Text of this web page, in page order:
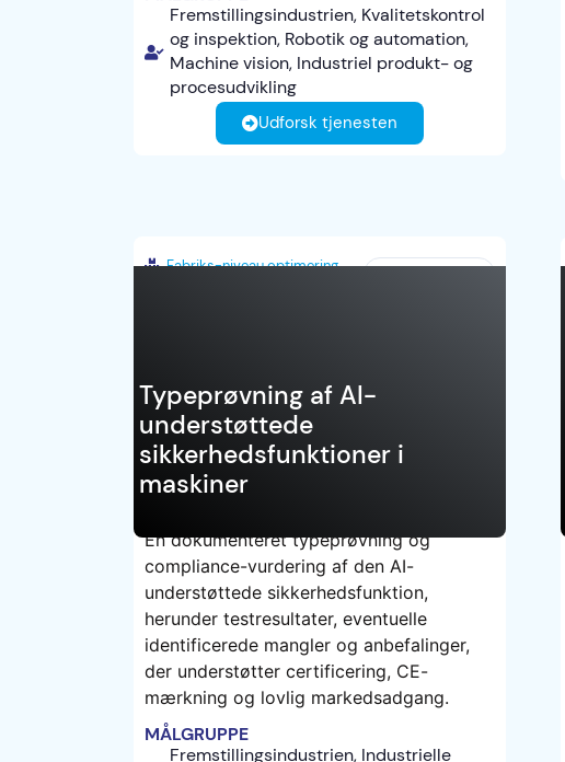
Fremstillingsindustrien, Kvalitetskontrol
og inspektion, Robotik og automation,
Machine vision, Industriel produkt- og
procesudvikling
Udforsk tjenesten
Fabriks-niveau optimering
Typeprøvning af AI-
understøttede
sikkerhedsfunktioner i
maskiner
TEST
En dokumenteret typeprøvning og
compliance-vurdering af den AI-
understøttede sikkerhedsfunktion,
herunder testresultater, eventuelle
identificerede mangler og anbefalinger,
der understøtter certificering, CE-
mærkning og lovlig markedsadgang.
MÅLGRUPPE
Fremstillingsindustrien, Industrielle